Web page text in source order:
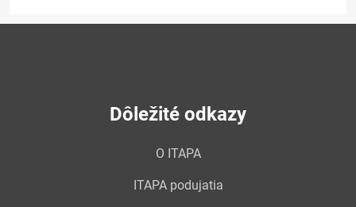
Dôležité odkazy
O ITAPA
ITAPA podujatia